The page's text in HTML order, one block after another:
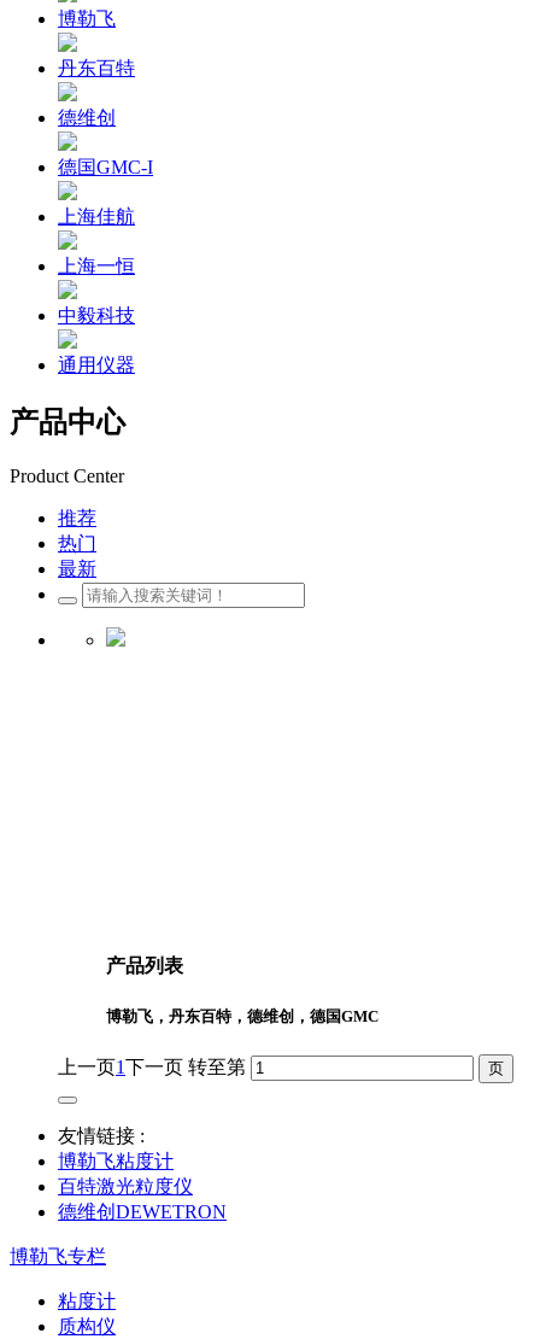
博勒飞
丹东百特
德维创
德国GMC-I
上海佳航
上海一恒
中毅科技
通用仪器
产品中心
Product Center
推荐
热门
最新
产品列表
博勒飞，丹东百特，德维创，德国GMC
上一页1下一页 转至第
友情链接 :
博勒飞粘度计
百特激光粒度仪
德维创DEWETRON
博勒飞专栏
粘度计
质构仪